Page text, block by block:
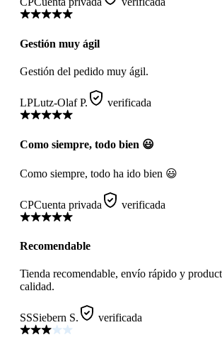
Gestión muy ágil
Gestión del pedido muy ágil.
LPLutz-Olaf P. verificada
Como siempre, todo bien 😃
Como siempre, todo ha ido bien 😃
CPCuenta privada verificada
Recomendable
Tienda recomendable, envío rápido y
calidad.
SSSiebern S. verificada